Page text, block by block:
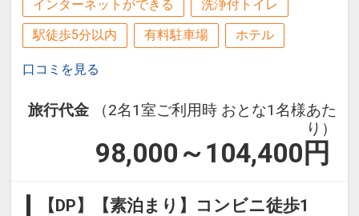
30日
インターネットコース番号：DP-2-
インターネットができる 洗浄付トイレ
駅徒歩5分以内 有料駐車場 ホテル
口コミを見る
旅行代金
（2名1室ご利用時 おとな1名様あた
り）
98,000～104,400 円
【DP】【素泊まり】コンビニ徒歩1